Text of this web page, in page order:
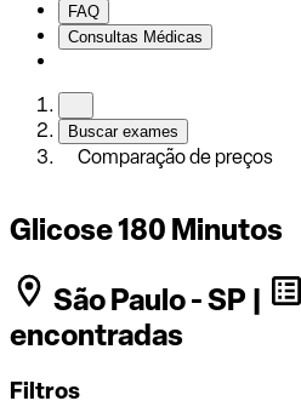
FAQ
Consultas Médicas
Buscar exames
Comparação de preços
Glicose 180 Minutos
São Paulo - SP |
encontradas
Filtros